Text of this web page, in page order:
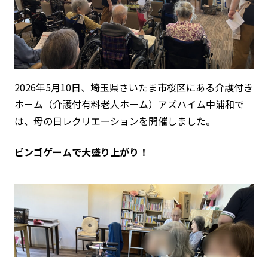
2026年5月10日、埼玉県さいたま市桜区にある介護付き
ホーム（介護付有料老人ホーム）アズハイム中浦和で
は、母の日レクリエーションを開催しました。
ビンゴゲームで大盛り上がり！